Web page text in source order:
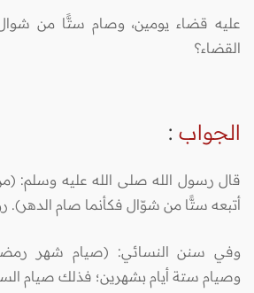
عليه قضاء يومين، وصام ستًّا من
القضاء؟
الجواب :
قال رسول الله صلى الله عليه وسلم:
أتبعه ستًّا من شوّال فكأنما صام الدهر).
وفي سنن النسائي: (صيام شهر
وصيام ستة أيام بشهرين؛ فذلك صيام